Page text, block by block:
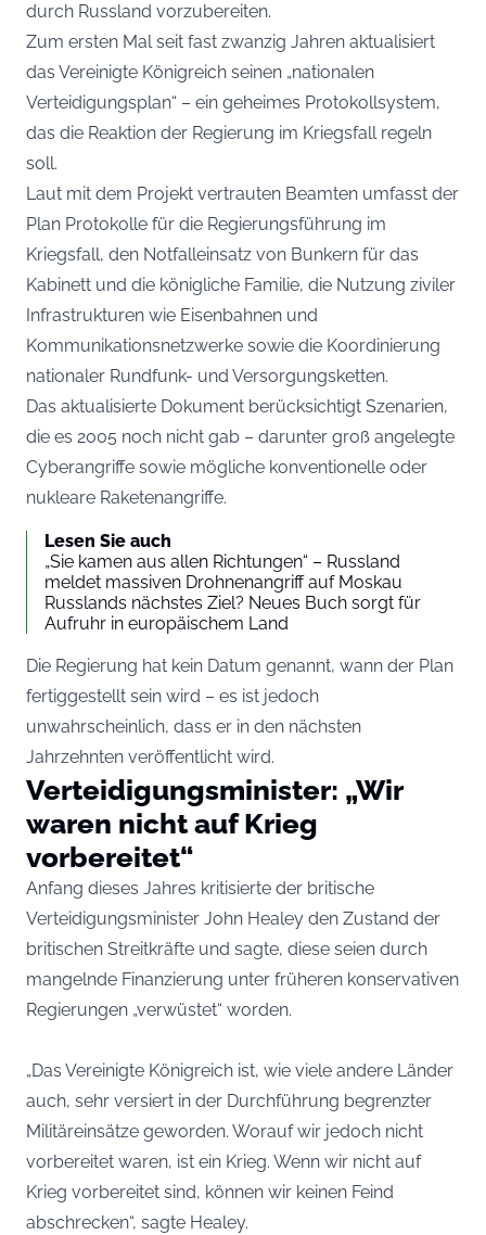
durch Russland vorzubereiten.
Zum ersten Mal seit fast zwanzig Jahren aktualisiert
das Vereinigte Königreich seinen „nationalen
Verteidigungsplan“ – ein geheimes Protokollsystem,
das die Reaktion der Regierung im Kriegsfall regeln
soll.
Laut mit dem Projekt vertrauten Beamten umfasst der
Plan Protokolle für die Regierungsführung im
Kriegsfall, den Notfalleinsatz von Bunkern für das
Kabinett und die königliche Familie, die Nutzung ziviler
Infrastrukturen wie Eisenbahnen und
Kommunikationsnetzwerke sowie die Koordinierung
nationaler Rundfunk- und Versorgungsketten.
Das aktualisierte Dokument berücksichtigt Szenarien,
die es 2005 noch nicht gab – darunter groß angelegte
Cyberangriffe sowie mögliche konventionelle oder
nukleare Raketenangriffe.
Lesen Sie auch
„Sie kamen aus allen Richtungen“ – Russland
meldet massiven Drohnenangriff auf Moskau
Russlands nächstes Ziel? Neues Buch sorgt für
Aufruhr in europäischem Land
Die Regierung hat kein Datum genannt, wann der Plan
fertiggestellt sein wird – es ist jedoch
unwahrscheinlich, dass er in den nächsten
Jahrzehnten veröffentlicht wird.
Verteidigungsminister: „Wir
waren nicht auf Krieg
vorbereitet“
Anfang dieses Jahres kritisierte der britische
Verteidigungsminister John Healey den Zustand der
britischen Streitkräfte und sagte, diese seien durch
mangelnde Finanzierung unter früheren konservativen
Regierungen „verwüstet“ worden.
„Das Vereinigte Königreich ist, wie viele andere Länder
auch, sehr versiert in der Durchführung begrenzter
Militäreinsätze geworden. Worauf wir jedoch nicht
vorbereitet waren, ist ein Krieg. Wenn wir nicht auf
Krieg vorbereitet sind, können wir keinen Feind
abschrecken“, sagte Healey.